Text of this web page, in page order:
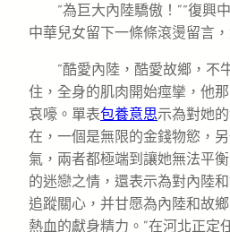
“為巨大內陸驕傲！”“復興
中華兒女留下一條條滾燙留言
“酷愛內陸，酷愛故鄉，不
住，全身的肌肉開始痙攣，他
哀嚎。單表包養意思示為對她
在，一個是無限的金錢物慾，
氣，兩者都極端到讓她無法平
的迷戀之情，還表示為對內陸
追蹤關心，并甘愿為內陸和故
熱血的獻身精力。”在河北正定